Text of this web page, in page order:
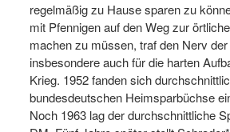
regelmäßig zu Hause sparen zu
mit Pfennigen auf den Weg zur
machen zu müssen, traf den Nerv
insbesondere auch für die harten
Krieg. 1952 fanden sich
bundesdeutschen Heimsparbüchse
Noch 1963 lag der durchschnittliche